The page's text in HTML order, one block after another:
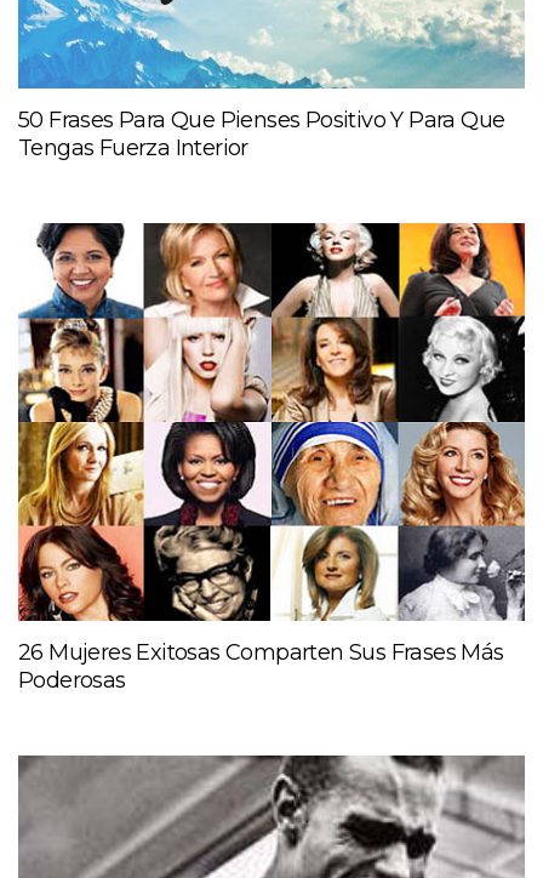
50 Frases Para Que Pienses Positivo Y Para Que
Tengas Fuerza Interior
26 Mujeres Exitosas Comparten Sus Frases Más
Poderosas